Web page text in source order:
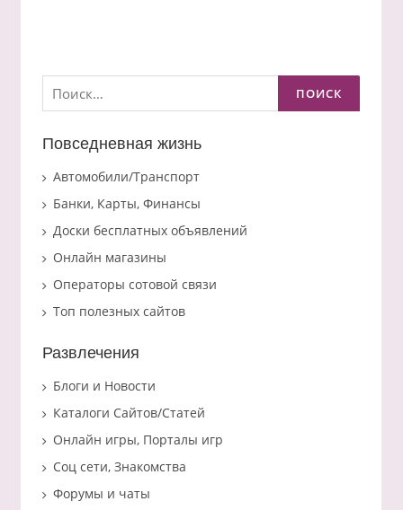
Найти:
Повседневная жизнь
Автомобили/Транспорт
Банки, Карты, Финансы
Доски бесплатных объявлений
Онлайн магазины
Операторы сотовой связи
Топ полезных сайтов
Развлечения
Блоги и Новости
Каталоги Сайтов/Статей
Онлайн игры, Порталы игр
Соц сети, Знакомства
Форумы и чаты